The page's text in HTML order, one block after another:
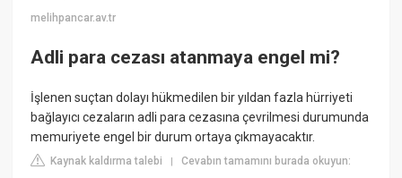
melihpancar.av.tr
Adli para cezası atanmaya engel mi?
İşlenen suçtan dolayı hükmedilen bir yıldan fazla hürriyeti
bağlayıcı cezaların adli para cezasına çevrilmesi durumunda
memuriyete engel bir durum ortaya çıkmayacaktır.
Kaynak kaldırma talebi |Cevabın tamamını burada okuyun: